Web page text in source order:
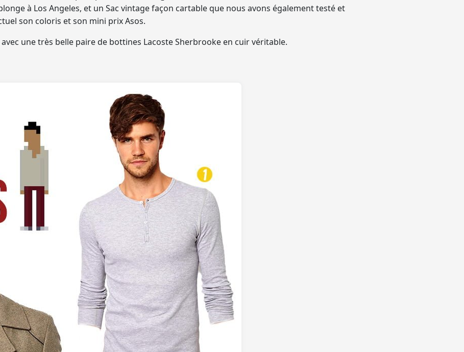
à Los Angeles, et un Sac vintage façon cartable que nous avons également testé et
son coloris et son mini prix Asos.
une très belle paire de bottines Lacoste Sherbrooke en cuir véritable.